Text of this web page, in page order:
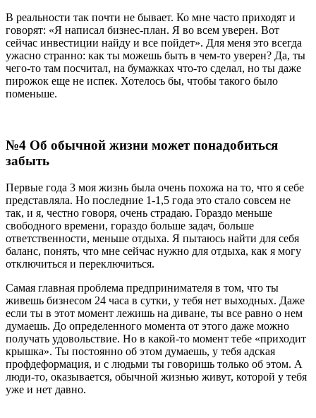
В реальности так почти не бывает. Ко мне часто приходят и
говорят: «Я написал бизнес-план. Я во всем уверен. Вот
сейчас инвестиции найду и все пойдет». Для меня это всегда
ужасно странно: как ты можешь быть в чем-то уверен? Да, ты
чего-то там посчитал, на бумажках что-то сделал, но ты даже
пирожок еще не испек. Хотелось бы, чтобы такого было
поменьше.
№4 Об обычной жизни может понадобиться
забыть
Первые года 3 моя жизнь была очень похожа на то, что я себе
представляла. Но последние 1-1,5 года это стало совсем не
так, и я, честно говоря, очень страдаю. Гораздо меньше
свободного времени, гораздо больше задач, больше
ответственности, меньше отдыха. Я пытаюсь найти для себя
баланс, понять, что мне сейчас нужно для отдыха, как я могу
отключиться и переключиться.
Самая главная проблема предпринимателя в том, что ты
живешь бизнесом 24 часа в сутки, у тебя нет выходных. Даже
если ты в этот момент лежишь на диване, ты все равно о нем
думаешь. До определенного момента от этого даже можно
получать удовольствие. Но в какой-то момент тебе «приходит
крышка». Ты постоянно об этом думаешь, у тебя адская
профдеформация, и с людьми ты говоришь только об этом. А
люди-то, оказывается, обычной жизнью живут, которой у тебя
уже и нет давно.